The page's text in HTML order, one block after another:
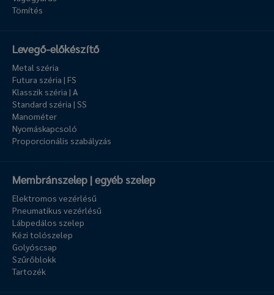
Tömítés
Levegő-előkészítő
Metal széria
Futura széria | FS
Klasszik széria | A
Standard széria | SS
Manométer
Nyomáskapcsoló
Proporcionális szabályzás
Membránszelep | egyéb szelep
Elektromos vezérlésű
Pneumatikus vezérlésű
Lábpedálos szelep
Kézi tolószelep
Golyóscsap
Szűrőblokk
Tartozék